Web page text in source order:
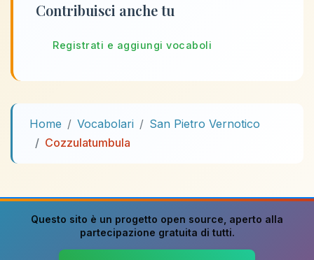
Contribuisci anche tu
Registrati e aggiungi vocaboli
Home Vocabolari
San Pietro Vernotico
Cozzulatumbula
Questo sito è un progetto open source , aperto alla
partecipazione gratuita di tutti.